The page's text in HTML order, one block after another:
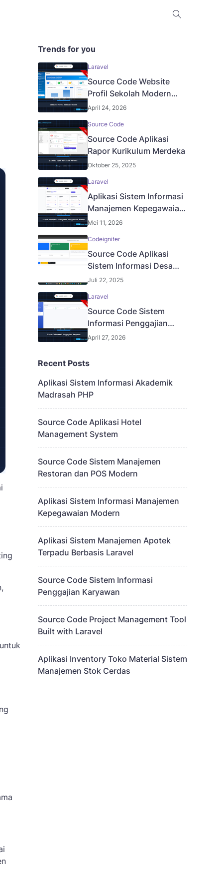
Trends for you
Laravel
Source Code Website
Profil Sekolah Modern
Berbasis Laravel
April 24, 2026
Source Code
Source Code Aplikasi
Rapor Kurikulum Merdeka
Oktober 25, 2025
Laravel
Aplikasi Sistem Informasi
Manajemen Kepegawaian
Modern
Mei 11, 2026
Codeigniter
Source Code Aplikasi
Sistem Informasi Desa
Codeigniter 4
Juli 22, 2025
Laravel
Source Code Sistem
Informasi Penggajian
Karyawan
April 27, 2026
Recent Posts
Aplikasi Sistem Informasi Akademik
Madrasah PHP
Source Code Aplikasi Hotel
Management System
Source Code Sistem Manajemen
Restoran dan POS Modern
Aplikasi Sistem Informasi Manajemen
Kepegawaian Modern
Aplikasi Sistem Manajemen Apotek
Terpadu Berbasis Laravel
Source Code Sistem Informasi
Penggajian Karyawan
Source Code Project Management Tool
Built with Laravel
Aplikasi Inventory Toko Material Sistem
Manajemen Stok Cerdas